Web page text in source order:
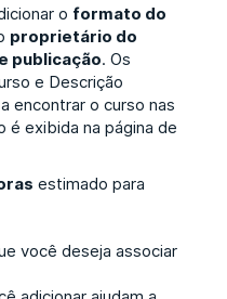
o formato do
proprietário do
publicação. Os
e Descrição
encontrar o curso nas
é exibida na página de
estimado para
você deseja associar